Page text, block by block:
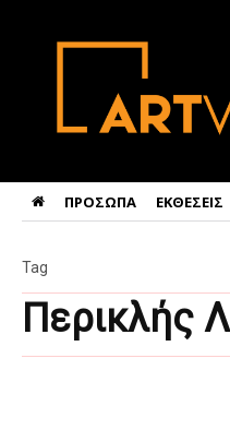
ΠΡΟΣΩΠΑ ΕΚΘΕΣΕΙΣ
Περικλής
Tag